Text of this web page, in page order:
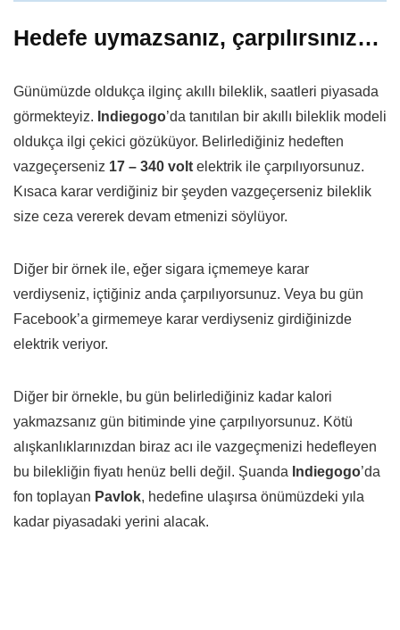
Hedefe uymazsanız, çarpılırsınız…
Günümüzde oldukça ilginç akıllı bileklik, saatleri piyasada
görmekteyiz. Indiegogo’da tanıtılan bir akıllı bileklik modeli
oldukça ilgi çekici gözüküyor. Belirlediğiniz hedeften
vazgeçerseniz 17 – 340 volt elektrik ile çarpılıyorsunuz.
Kısaca karar verdiğiniz bir şeyden vazgeçerseniz bileklik
size ceza vererek devam etmenizi söylüyor.
Diğer bir örnek ile, eğer sigara içmemeye karar
verdiyseniz, içtiğiniz anda çarpılıyorsunuz. Veya bu gün
Facebook’a girmemeye karar verdiyseniz girdiğinizde
elektrik veriyor.
Diğer bir örnekle, bu gün belirlediğiniz kadar kalori
yakmazsanız gün bitiminde yine çarpılıyorsunuz. Kötü
alışkanlıklarınızdan biraz acı ile vazgeçmenizi hedefleyen
bu bilekliğin fiyatı henüz belli değil. Şuanda Indiegogo’da
fon toplayan Pavlok, hedefine ulaşırsa önümüzdeki yıla
kadar piyasadaki yerini alacak.